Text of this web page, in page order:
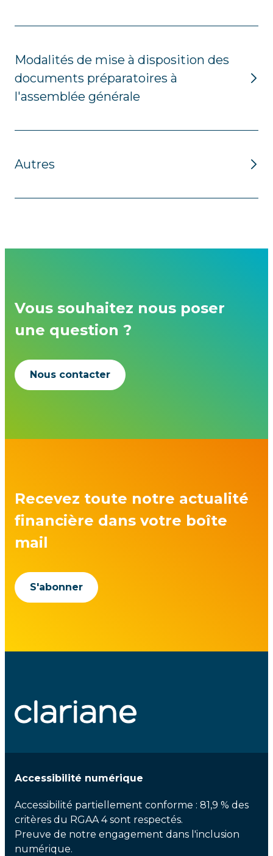
Modalités de mise à disposition des
documents préparatoires à
l'assemblée générale
Autres
Vous souhaitez nous poser
une question ?
Nous contacter
Recevez toute notre actualité
financière dans votre boîte
mail
S'abonner
Accessibilité numérique
Accessibilité partiellement conforme : 81,9 % des
critères du RGAA 4 sont respectés.
Preuve de notre engagement dans l'inclusion
numérique.